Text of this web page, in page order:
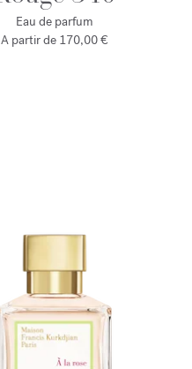
Eau de parfum
A partir de 170,00 €